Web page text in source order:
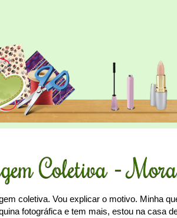
Coletiva -
coletiva. Vou explicar o motivo. Minha
fotográfica e tem mais, estou na casa